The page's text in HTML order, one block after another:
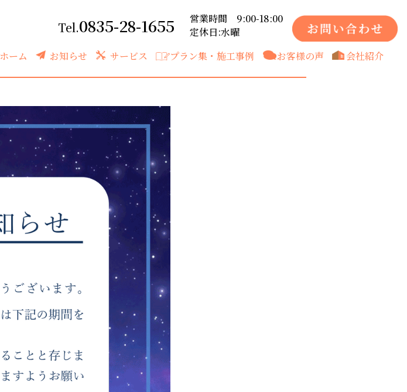
0835-28-1655
営業時間 9:00-18:00
定休日:水曜
ホーム
お知らせ サービス プラン集・施工事例 お客様の声 会社紹介